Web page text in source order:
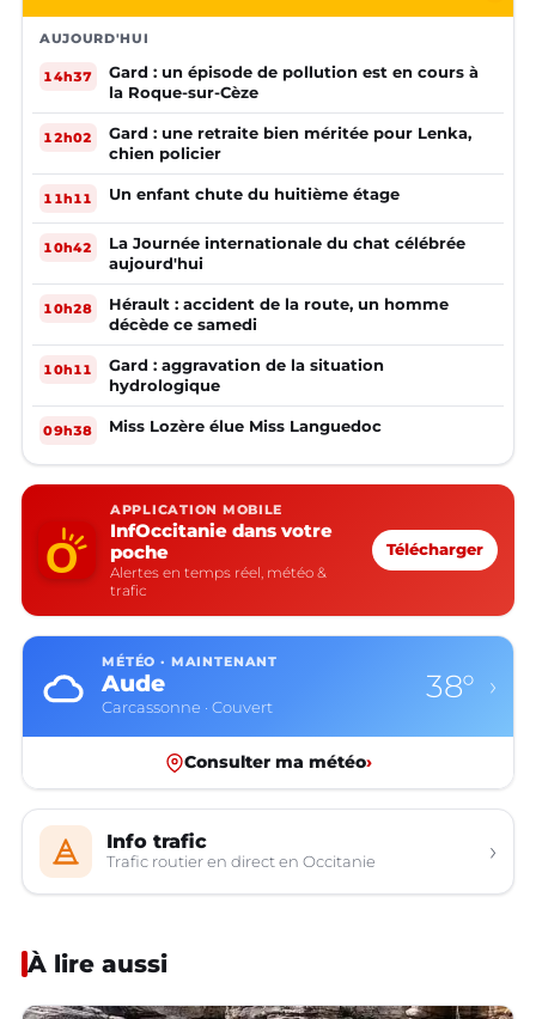
AUJOURD'HUI
14h37
Gard : un épisode de pollution est en cours à
la Roque-sur-Cèze
12h02
Gard : une retraite bien méritée pour Lenka,
chien policier
11h11 Un enfant chute du huitième étage
10h42
La Journée internationale du chat célébrée
aujourd'hui
10h28
Hérault : accident de la route, un homme
décède ce samedi
10h11
Gard : aggravation de la situation
hydrologique
09h38 Miss Lozère élue Miss Languedoc
APPLICATION MOBILE
InfOccitanie dans votre
poche
Alertes en temps réel, météo &
trafic
Télécharger
MÉTÉO · MAINTENANT
Aude
Carcassonne · Couvert
38° ›
Consulter ma météo›
Info trafic
Trafic routier en direct en Occitanie ›
À lire aussi